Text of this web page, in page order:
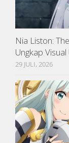
Nia Liston:
Ungkap
29 JULI, 2026